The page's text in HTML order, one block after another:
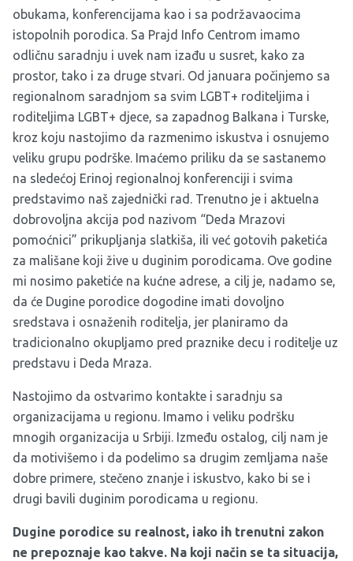
obukama, konferencijama kao i sa podržavaocima
istopolnih porodica. Sa Prajd Info Centrom imamo
odličnu saradnju i uvek nam izađu u susret, kako za
prostor, tako i za druge stvari. Od januara počinjemo sa
regionalnom saradnjom sa svim LGBT+ roditeljima i
roditeljima LGBT+ djece, sa zapadnog Balkana i Turske,
kroz koju nastojimo da razmenimo iskustva i osnujemo
veliku grupu podrške. Imaćemo priliku da se sastanemo
na sledećoj Erinoj regionalnoj konferenciji i svima
predstavimo naš zajednički rad. Trenutno je i aktuelna
dobrovoljna akcija pod nazivom “Deda Mrazovi
pomoćnici” prikupljanja slatkiša, ili već gotovih paketića
za mališane koji žive u duginim porodicama. Ove godine
mi nosimo paketiće na kućne adrese, a cilj je, nadamo se,
da će Dugine porodice dogodine imati dovoljno
sredstava i osnaženih roditelja, jer planiramo da
tradicionalno okupljamo pred praznike decu i roditelje uz
predstavu i Deda Mraza.
Nastojimo da ostvarimo kontakte i saradnju sa
organizacijama u regionu. Imamo i veliku podršku
mnogih organizacija u Srbiji. Između ostalog, cilj nam je
da motivišemo i da podelimo sa drugim zemljama naše
dobre primere, stečeno znanje i iskustvo, kako bi se i
drugi bavili duginim porodicama u regionu.
Dugine porodice su realnost, iako ih trenutni zakon
ne prepoznaje kao takve. Na koji način se ta situacija,